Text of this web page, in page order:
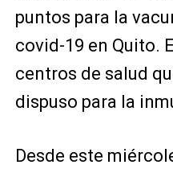
puntos para la
covid-19 en Quito.
centros de salud
dispuso para la
Desde este